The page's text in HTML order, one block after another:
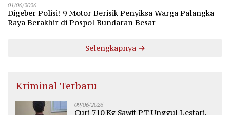
01/06/2026
Digeber Polisi! 9 Motor Berisik Penyiksa Warga Palangka
Raya Berakhir di Pospol Bundaran Besar
Selengkapnya
Kriminal Terbaru
09/06/2026
Curi 710 Kg Sawit PT Unggul Lestari,